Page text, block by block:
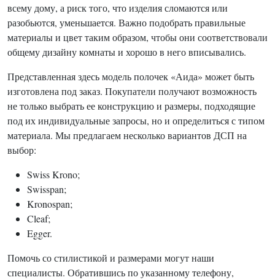
всему дому, а риск того, что изделия сломаются или
разобьются, уменьшается. Важно подобрать правильные
материалы и цвет таким образом, чтобы они соответствовали
общему дизайну комнаты и хорошо в него вписывались.
Представленная здесь модель полочек «Аида» может быть
изготовлена под заказ. Покупатели получают возможность
не только выбрать ее конструкцию и размеры, подходящие
под их индивидуальные запросы, но и определиться с типом
материала. Мы предлагаем несколько вариантов ДСП на
выбор:
Swiss Krono;
Swisspan;
Kronospan;
Cleaf;
Egger.
Помочь со стилистикой и размерами могут наши
специалисты. Обратившись по указанному телефону,